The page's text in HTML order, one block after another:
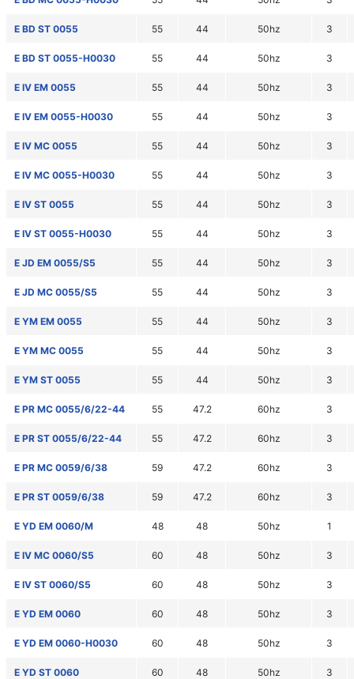
E BD ST 0055 55 44 50hz 3
E BD ST 0055-H0030 55 44 50hz 3
E IV EM 0055 55 44 50hz 3
E IV EM 0055-H0030 55 44 50hz 3
E IV MC 0055 55 44 50hz 3
E IV MC 0055-H0030 55 44 50hz 3
E IV ST 0055 55 44 50hz 3
E IV ST 0055-H0030 55 44 50hz 3
E JD EM 0055/S5 55 44 50hz 3
E JD MC 0055/S5 55 44 50hz 3
E YM EM 0055 55 44 50hz 3
E YM MC 0055 55 44 50hz 3
E YM ST 0055 55 44 50hz 3
E PR MC 0055/6/22-44 55 47.2 60hz 3
E PR ST 0055/6/22-44 55 47.2 60hz 3
E PR MC 0059/6/38 59 47.2 60hz 3
E PR ST 0059/6/38 59 47.2 60hz 3
E YD EM 0060/M 48 48 50hz 1
E IV MC 0060/S5 60 48 50hz 3
E IV ST 0060/S5 60 48 50hz 3
E YD EM 0060 60 48 50hz 3
E YD EM 0060-H0030 60 48 50hz 3
E YD ST 0060 60 48 50hz 3